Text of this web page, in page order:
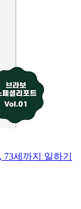
세까지 일하기